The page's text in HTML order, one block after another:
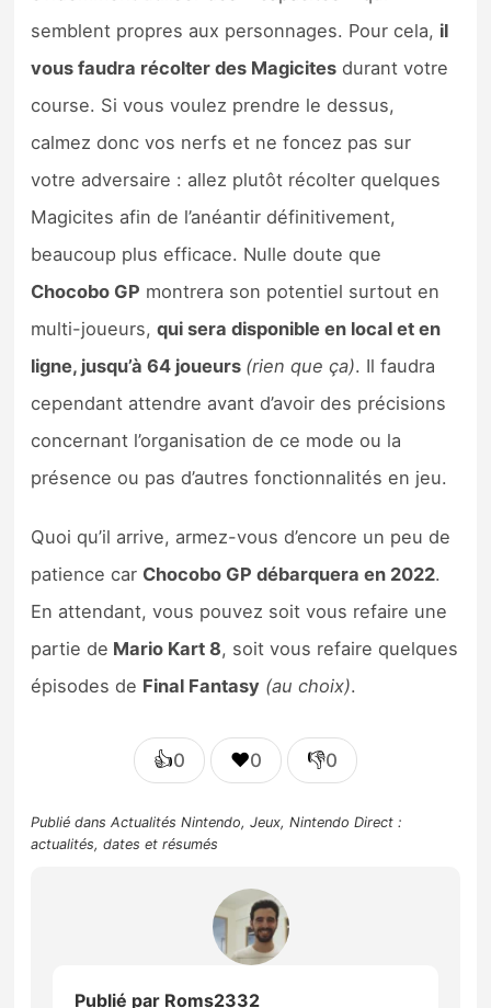
semblent propres aux personnages. Pour cela, il
vous faudra récolter des Magicites durant votre
course. Si vous voulez prendre le dessus,
calmez donc vos nerfs et ne foncez pas sur
votre adversaire : allez plutôt récolter quelques
Magicites afin de l’anéantir définitivement,
beaucoup plus efficace. Nulle doute que
Chocobo GP montrera son potentiel surtout en
multi-joueurs,qui sera disponible en local et en
ligne, jusqu’à 64 joueurs (rien que ça). Il faudra
cependant attendre avant d’avoir des précisions
concernant l’organisation de ce mode ou la
présence ou pas d’autres fonctionnalités en jeu.
Quoi qu’il arrive, armez-vous d’encore un peu de
patience car Chocobo GP débarquera en 2022.
En attendant, vous pouvez soit vous refaire une
partie de Mario Kart 8, soit vous refaire quelques
épisodes de Final Fantasy (au choix).
👍0 ❤️0 👎0
Publié dansActualités Nintendo,Jeux,Nintendo Direct :
actualités, dates et résumés
Publié par Roms2332